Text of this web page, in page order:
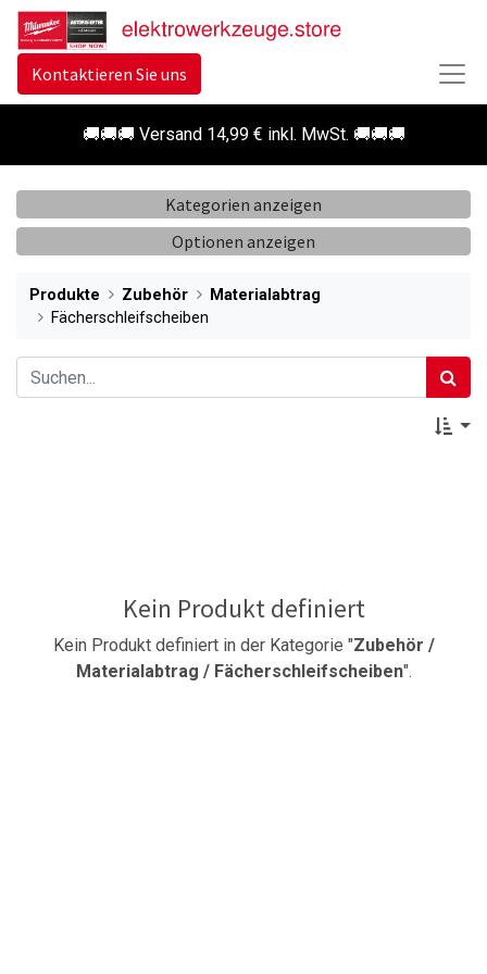
Kontaktieren Sie uns
🚚🚚🚚 Versand 14,99 € inkl. MwSt. 🚚🚚🚚
Kategorien anzeigen
Optionen anzeigen
Produkte Zubehör
Materialabtrag
Fächerschleifscheiben
Kein Produkt definiert
Kein Produkt definiert in der Kategorie "Zubehör /
Materialabtrag / Fächerschleifscheiben".